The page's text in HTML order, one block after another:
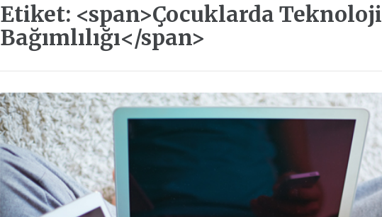
Etiket: <span>Çocuklarda Teknoloji
Bağımlılığı</span>